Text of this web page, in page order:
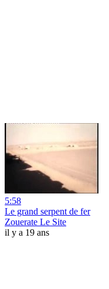
5:58
Le grand serpent de fer
Zouerate Le Site
il y a 19 ans